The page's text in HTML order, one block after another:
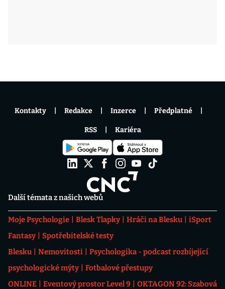
Další témata z našich webů
Moje Psychologie Blesk Tlapky Hráči na Blesku
iSport
Fantasy
Spotřebitelské testy
Blesku
Nemovitosti
Psychologika - podcast rozbíjející
psychologické mýty
Fotbalové přestupy
ONLINE
Eventový prostor Level 9
OKTAGON 92: Szabová
Kontakty Redakce Inzerce Předplatné
RSS Kariéra